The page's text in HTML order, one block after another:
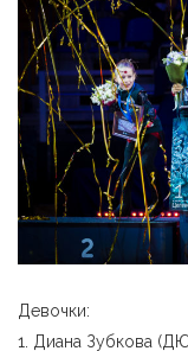
Девочки:
1. Диана Зубкова